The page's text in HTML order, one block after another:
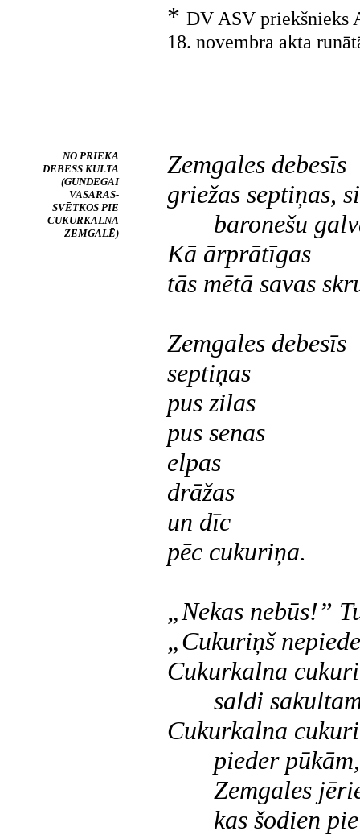
* DV ASV priekšnieks
18. novembra akta
NO PRIEKA
DEBESS KULTA
(GUNDEGAI
VASARAS-
SVĒTKOS PIE
CUKURKALNA
ZEMGALĒ)
Zemgales debesīs
griežas septiņas,
baronešu
Kā ārprātīgas
tās mētā savas
Zemgales debesīs
septiņas
pus zilas
pus senas
elpas
drāžas
un dīc
pēc cukuriņa.
„Nekas nebūs!”
„Cukuriņš
Cukurkalna
saldi
Cukurkalna
pieder pūkām,
Zemgales
kas šodien